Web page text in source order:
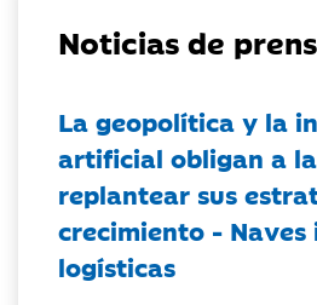
Noticias de
La geopolítica y la
artificial obligan a
replantear sus
crecimiento -
logísticas